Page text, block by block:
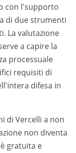
con l'supporto
di due strumenti
La valutazione
a capire la
processuale
requisiti di
difesa in
di Vercelli a non
non diventa
gratuita e